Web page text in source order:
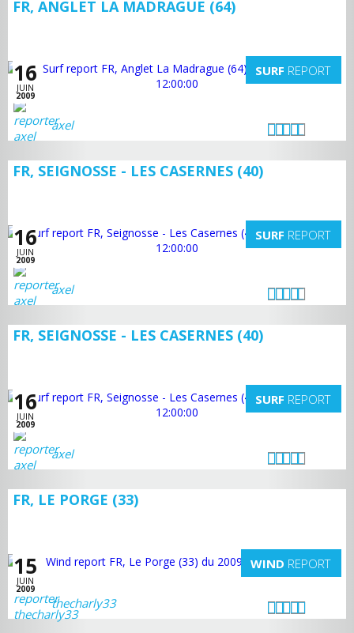
FR, ANGLET LA MADRAGUE (64)
16
JUIN
2009
SURF REPORT
axel
FR, SEIGNOSSE - LES CASERNES (40)
16
JUIN
2009
SURF REPORT
axel
FR, SEIGNOSSE - LES CASERNES (40)
16
JUIN
2009
SURF REPORT
axel
FR, LE PORGE (33)
15
JUIN
2009
WIND REPORT
thecharly33